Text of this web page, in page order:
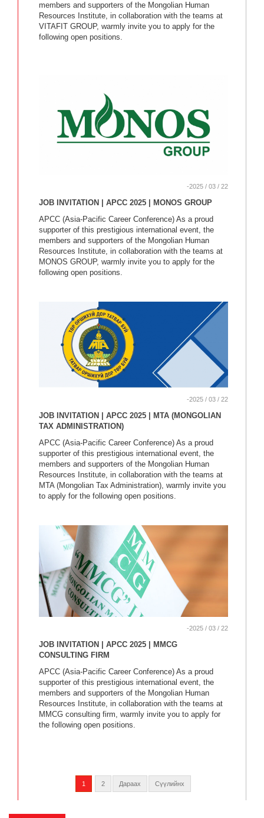
members and supporters of the Mongolian Human
Resources Institute, in collaboration with the teams at
VITAFIT GROUP, warmly invite you to apply for the
following open positions.
-2025 / 03 / 22
JOB INVITATION | APCC 2025 | MONOS GROUP
APCC (Asia-Pacific Career Conference) As a proud
supporter of this prestigious international event, the
members and supporters of the Mongolian Human
Resources Institute, in collaboration with the teams at
MONOS GROUP, warmly invite you to apply for the
following open positions.
-2025 / 03 / 22
JOB INVITATION | APCC 2025 | MTA (MONGOLIAN
TAX ADMINISTRATION)
APCC (Asia-Pacific Career Conference) As a proud
supporter of this prestigious international event, the
members and supporters of the Mongolian Human
Resources Institute, in collaboration with the teams at
MTA (Mongolian Tax Administration), warmly invite you
to apply for the following open positions.
-2025 / 03 / 22
JOB INVITATION | APCC 2025 | MMCG
CONSULTING FIRM
APCC (Asia-Pacific Career Conference) As a proud
supporter of this prestigious international event, the
members and supporters of the Mongolian Human
Resources Institute, in collaboration with the teams at
MMCG consulting firm, warmly invite you to apply for
the following open positions.
1 2 Дараах Сүүлийнх